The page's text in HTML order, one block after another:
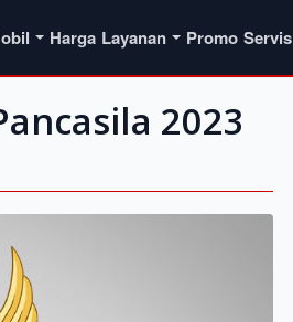
Harga Layanan Promo Servis
2023